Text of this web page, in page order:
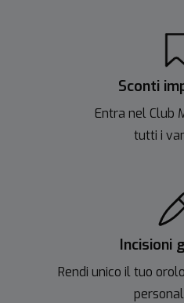
Sconti
Entra nel Club
tutti i
Incisioni
Rendi unico il tuo